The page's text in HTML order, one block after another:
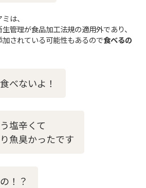
は、
管理が食品加工法規の適用外であり、
されている可能性もあるので食べるの
べないよ！
塩辛くて
魚臭かったです
！？